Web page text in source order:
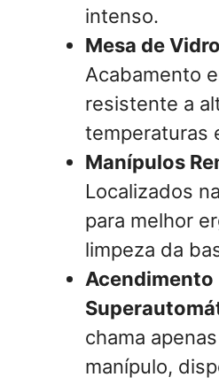
intenso.
Mesa de
Acabamento
resistente a
temperaturas
Manípulos
Localizados
para melhor
limpeza da
Acendimento
chama
manípulo,